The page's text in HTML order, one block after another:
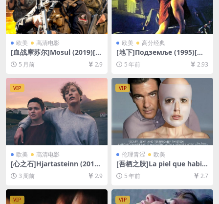
欧美 高清电影
[血战摩苏尔]Mosul (2019)[百
度网盘+夸克网盘1080P超清
未删减资源][网盘在线播放/下
5 月前 2.9
欧美 高分经典
[地下]Подземље (1995)[百
度网盘+夸克网盘+迅雷云盘资
源1080P超清未删减][MP4/8.
5 年前 2.93
VIP
欧美 高清电影
[心之石]Hjartasteinn (2016)
[百度网盘+夸克网盘1080P超
清未删减资源][网盘在线播放/
下载][MP4/8.8GB][中文字幕]
3 周前 2.9
VIP
伦理青涩 欧美
[吾栖之肤]La piel que habit
o (2011)[百度网盘+迅雷云盘
资源1080P超清][MP4/6.3GB]
[中英字幕]【视频文件+防和谐
压缩包（含解压密码）】
5 年前 2.7
VIP VIP